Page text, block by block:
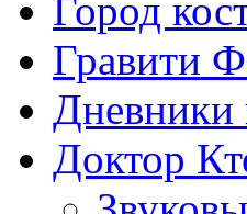
Город
Гравити
Дневники
Доктор